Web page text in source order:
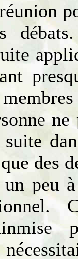
des
un peu